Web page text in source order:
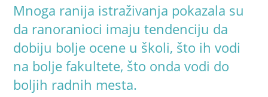
Mnoga ranija istraživanja pokazala su
da ranoranioci imaju tendenciju da
dobiju bolje ocene u školi, što ih vodi
na bolje fakultete, što onda vodi do
boljih radnih mesta.